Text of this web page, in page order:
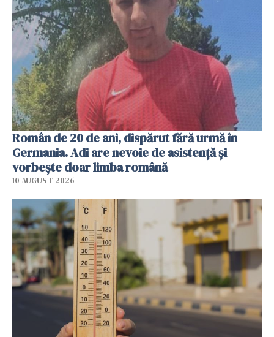
Român de 20 de ani, dispărut fără urmă în
Germania. Adi are nevoie de asistență și
vorbește doar limba română
10 AUGUST 2026